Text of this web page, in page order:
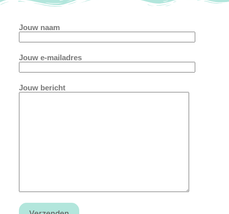
Jouw naam
Jouw e-mailadres
Jouw bericht